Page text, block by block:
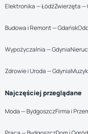
Elektronika — ŁódźZwierzęta —
Budowa i Remont — Gdańsk
Wypożyczalnia — Gdynia
Zdrowie i Uroda — Gdynia
Najczęściej przeglądane
Moda — BydgoszczFirma i